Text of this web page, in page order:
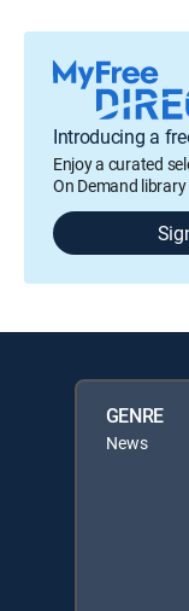
Introducing a
Enjoy a curated
On Demand library
GENRE
News